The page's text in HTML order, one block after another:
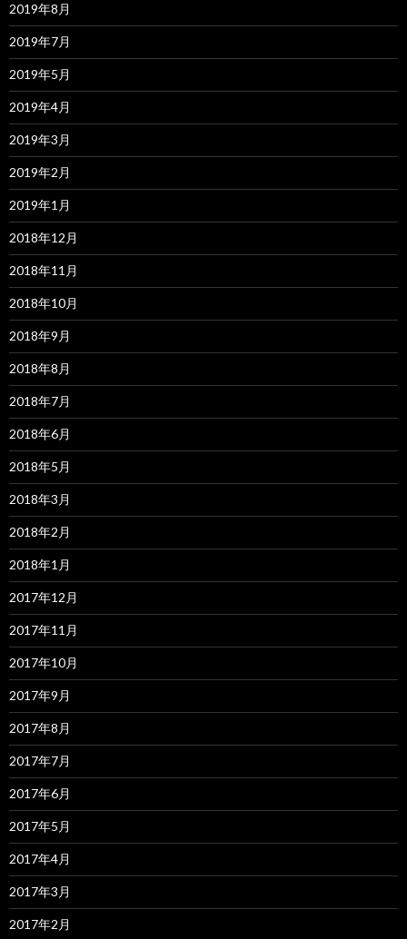
2019年8月
2019年7月
2019年5月
2019年4月
2019年3月
2019年2月
2019年1月
2018年12月
2018年11月
2018年10月
2018年9月
2018年8月
2018年7月
2018年6月
2018年5月
2018年3月
2018年2月
2018年1月
2017年12月
2017年11月
2017年10月
2017年9月
2017年8月
2017年7月
2017年6月
2017年5月
2017年4月
2017年3月
2017年2月